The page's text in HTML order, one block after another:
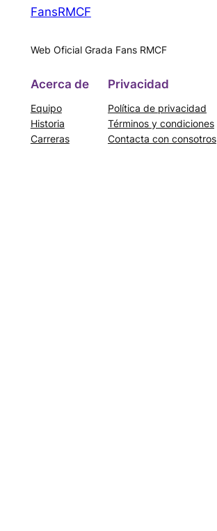
FansRMCF
Web Oficial Grada Fans RMCF
Acerca de
Equipo
Historia
Carreras
Privacidad
Política de privacidad
Términos y condiciones
Contacta con consotros